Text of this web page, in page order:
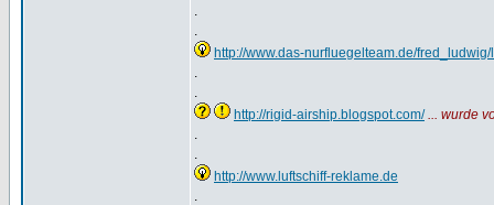
.
.
http://www.das-nurfluegelteam.de/
.
.
http://rigid-airship.blogspot.com/ ... wurde
.
.
http://www.luftschiff-reklame.de
.